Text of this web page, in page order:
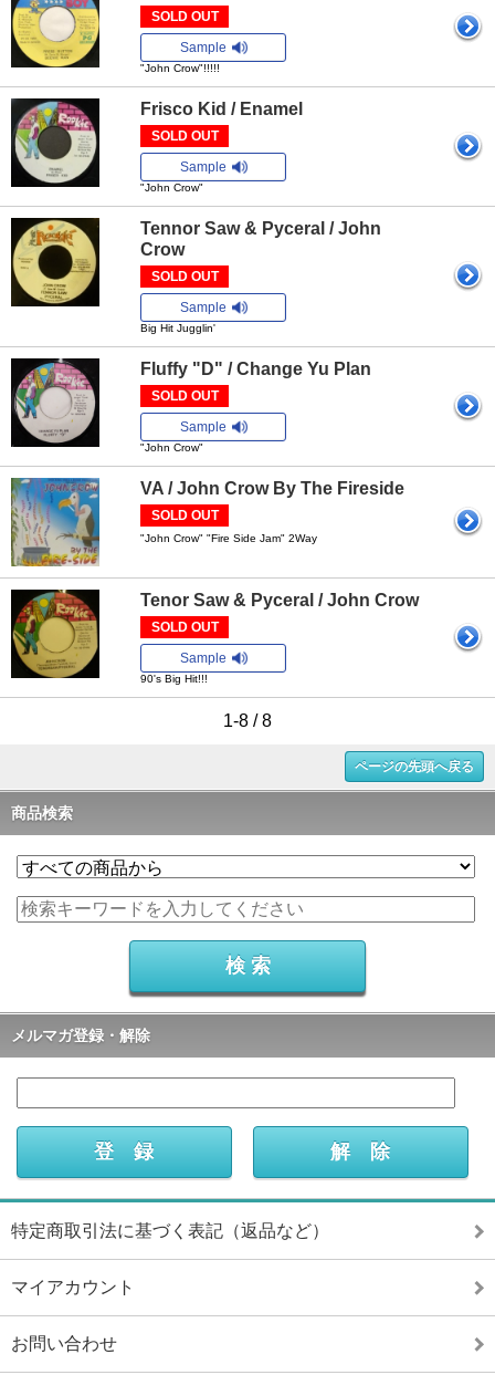
SOLD OUT
Sample
"John Crow"!!!!!
Frisco Kid / Enamel
SOLD OUT
Sample
"John Crow"
Tennor Saw & Pyceral / John
Crow
SOLD OUT
Sample
Big Hit Jugglin'
Fluffy "D" / Change Yu Plan
SOLD OUT
Sample
"John Crow"
VA / John Crow By The Fireside
SOLD OUT
"John Crow" "Fire Side Jam" 2Way
Tenor Saw & Pyceral / John Crow
SOLD OUT
Sample
90's Big Hit!!!
1-8 / 8
ページの先頭へ戻る
商品検索
メルマガ登録・解除
特定商取引法に基づく表記（返品など）
マイアカウント
お問い合わせ